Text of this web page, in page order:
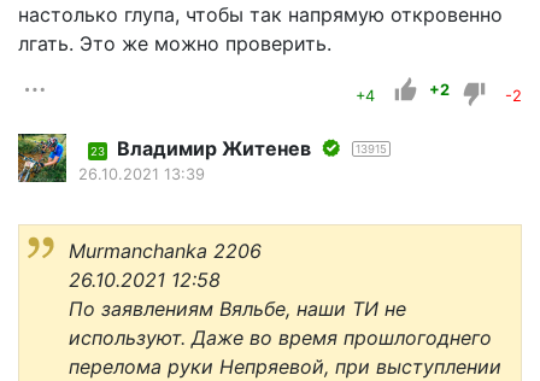
настолько глупа, чтобы так напрямую откровенно
лгать. Это же можно проверить.
+4 +2 -2
23 Владимир Житенев 13915
26.10.2021 13:39
Murmanchanka 2206
26.10.2021 12:58
По заявлениям Вяльбе, наши ТИ не
используют. Даже во время прошлогоднего
перелома руки Непряевой, при выступлении